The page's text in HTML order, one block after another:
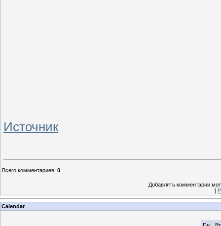
Источник
Всего комментариев: 0
Добавлять комментарии
[
Calendar